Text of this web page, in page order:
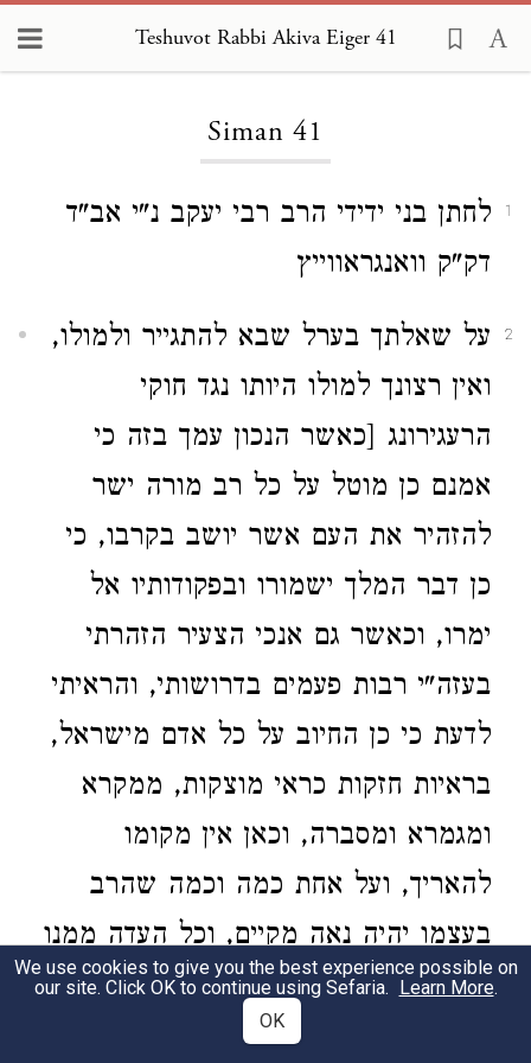
Teshuvot Rabbi Akiva Eiger 41
Siman 41
1
לחתן בני ידידי הרב רבי יעקב נ"י אב"ד
דק"ק וואנגראווייץ
2
על שאלתך בערל שבא להתגייר ולמולו,
ואין רצונך למולו היותו נגד חוקי
הרעגירונג [כאשר הנכון עמך בזה כי
אמנם כן מוטל על כל רב מורה ישר
להזהיר את העם אשר יושב בקרבו, כי
כן דבר המלך ישמורו ובפקודותיו אל
ימרו, וכאשר גם אנכי הצעיר הזהרתי
בעזה"י רבות פעמים בדרושותי, והראיתי
לדעת כי כן החיוב על כל אדם מישראל,
בראיות חזקות כראי מוצקות, ממקרא
ומגמרא ומסברה, וכאן אין מקומו
להאריך, ועל אחת כמה וכמה שהרב
בעצמו יהיה נאה מקיים, וכל העדה ממנו
יראו ויכבדו את המלך ואותו ייראו] ואך
הוא מבקש עכ"פ ללמדו מקרא וסדר
We use cookies to give you the best experience possible on
our site. Click OK to continue using Sefaria. Learn More.
OK